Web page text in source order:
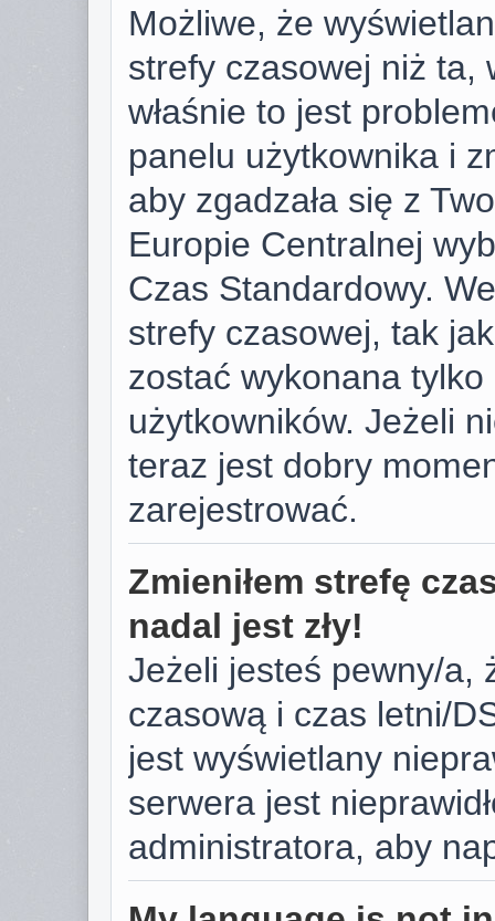
Możliwe, że
strefy czasowej niż ta,
właśnie to jest
panelu użytkownika i
aby zgadzała się z
Europie Centralnej
Czas Standardowy.
strefy czasowej, tak
zostać wykonana
użytkowników. Jeżeli
teraz jest dobry
zarejestrować.
Zmieniłem strefę
nadal jest zły!
Jeżeli jesteś pewny/a,
czasową i czas letni/
jest wyświetlany
serwera jest
administratora, aby